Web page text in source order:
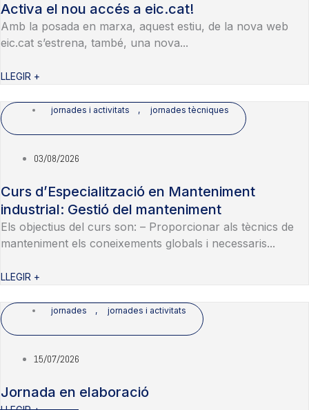
Activa el nou accés a eic.cat!
Amb la posada en marxa, aquest estiu, de la nova web
eic.cat s’estrena, també, una nova...
LLEGIR +
jornades i activitats , jornades tècniques
03/08/2026
Curs d’Especialització en Manteniment
industrial: Gestió del manteniment
Els objectius del curs son: – Proporcionar als tècnics de
manteniment els coneixements globals i necessaris...
LLEGIR +
jornades , jornades i activitats
15/07/2026
Jornada en elaboració